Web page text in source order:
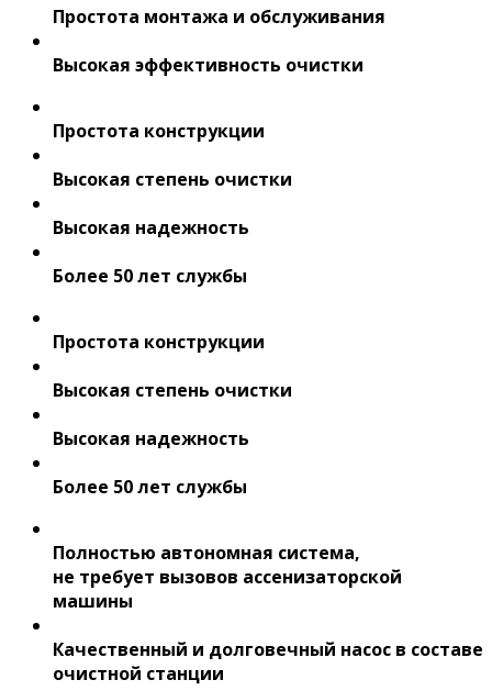
Простота монтажа и обслуживания
Высокая эффективность очистки
Простота конструкции
Высокая степень очистки
Высокая надежность
Более 50 лет службы
Простота конструкции
Высокая степень очистки
Высокая надежность
Более 50 лет службы
Полностью автономная система,
не требует вызовов ассенизаторской
машины
Качественный и долговечный насос в составе
очистной станции